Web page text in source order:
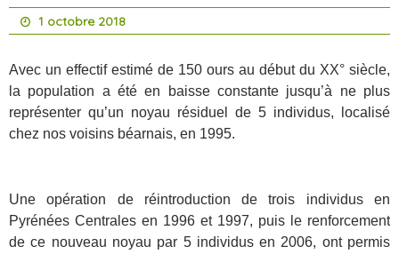
1 octobre 2018
Avec un effectif estimé de 150 ours au début du XX° siècle,
la population a été en baisse constante jusqu’à ne plus
représenter qu’un noyau résiduel de 5 individus, localisé
chez nos voisins béarnais, en 1995.
Une opération de réintroduction de trois individus en
Pyrénées Centrales en 1996 et 1997, puis le renforcement
de ce nouveau noyau par 5 individus en 2006, ont permis